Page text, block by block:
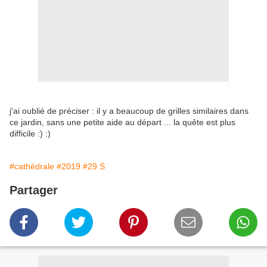
j'ai oublié de préciser : il y a beaucoup de grilles similaires dans
ce jardin, sans une petite aide au départ ... la quête est plus
difficile :) :)
#cathédrale #2019 #29 S
Partager